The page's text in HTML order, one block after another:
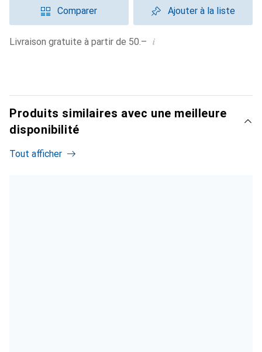
Comparer Ajouter à la liste
Livraison gratuite à partir de 50.– i
Produits similaires avec une meilleure
disponibilité
Tout afficher